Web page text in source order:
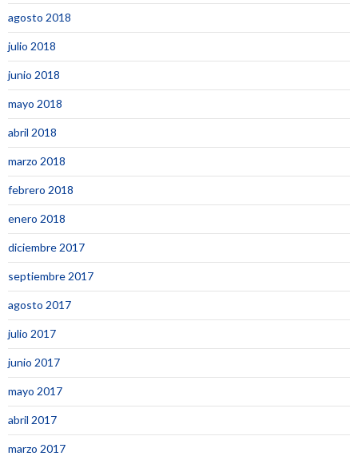
agosto 2018
julio 2018
junio 2018
mayo 2018
abril 2018
marzo 2018
febrero 2018
enero 2018
diciembre 2017
septiembre 2017
agosto 2017
julio 2017
junio 2017
mayo 2017
abril 2017
marzo 2017